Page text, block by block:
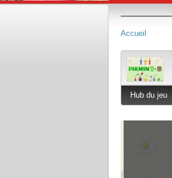
Accueil
Hub du jeu